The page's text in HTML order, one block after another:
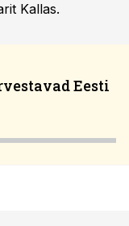
Kallas.
Eesti